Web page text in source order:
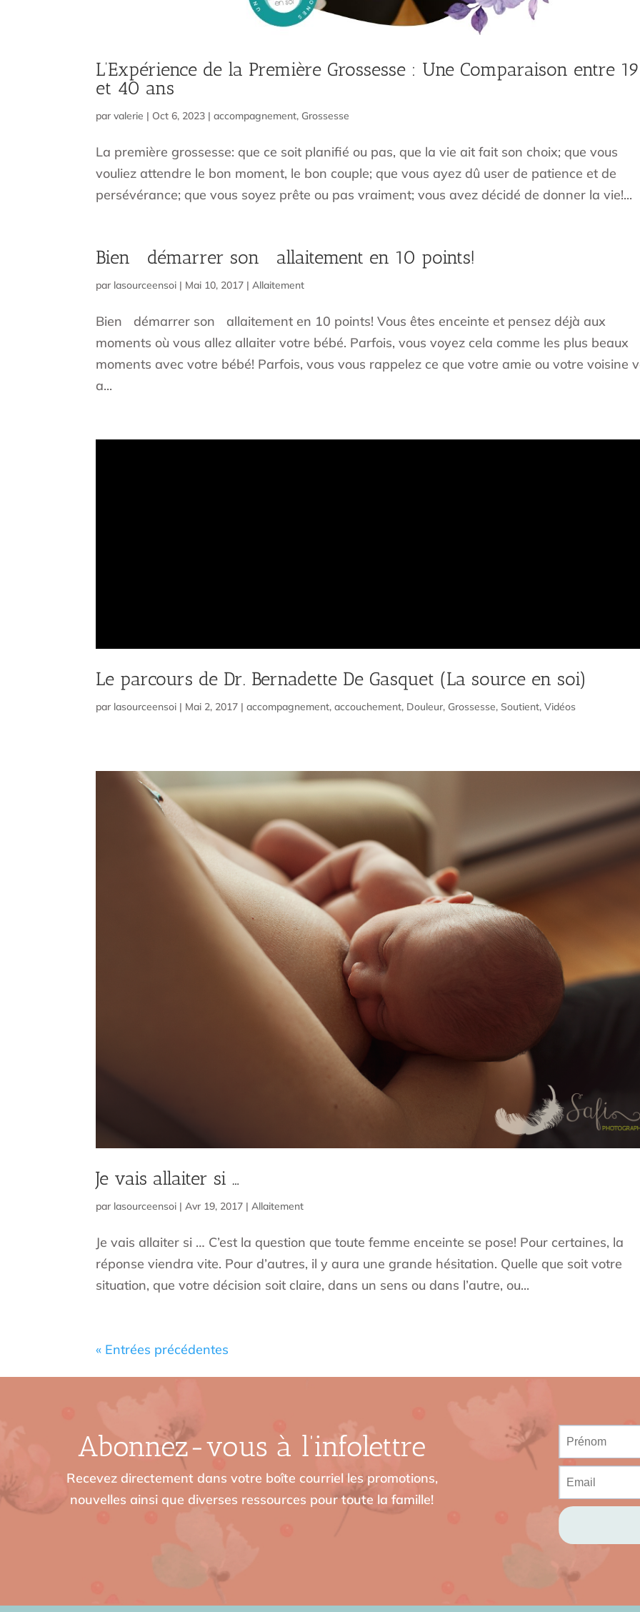
L’Expérience de la Première Grossesse : Une Comparaison entre 19
et 40 ans
parvalerie | Oct 6, 2023 |accompagnement, Grossesse
La première grossesse: que ce soit planifié ou pas, que la vie ait fait son choix; que vous
vouliez attendre le bon moment, le bon couple; que vous ayez dû user de patience et de
persévérance; que vous soyez prête ou pas vraiment; vous avez décidé de donner la vie!...
Bien démarrer son allaitement en 10 points!
par lasourceensoi | Mai 10, 2017 |Allaitement
Bien démarrer son allaitement en 10 points! Vous êtes enceinte et pensez déjà aux
moments où vous allez allaiter votre bébé. Parfois, vous voyez cela comme les plus beaux
moments avec votre bébé! Parfois, vous vous rappelez ce que votre amie ou votre voisine
a...
Le parcours de Dr. Bernadette De Gasquet (La source en soi)
par lasourceensoi | Mai 2, 2017 |accompagnement,accouchement, Douleur, Grossesse, Soutient,Vidéos
Je vais allaiter si …
par lasourceensoi |Avr 19, 2017 |Allaitement
Je vais allaiter si … C’est la question que toute femme enceinte se pose! Pour certaines, la
réponse viendra vite. Pour d’autres, il y aura une grande hésitation. Quelle que soit votre
situation, que votre décision soit claire, dans un sens ou dans l’autre, ou...
« Entrées précédentes
Abonnez-vous à l’infolettre
Recevez directement dans votre boîte courriel les promotions,
nouvelles ainsi que diverses ressources pour toute la famille!